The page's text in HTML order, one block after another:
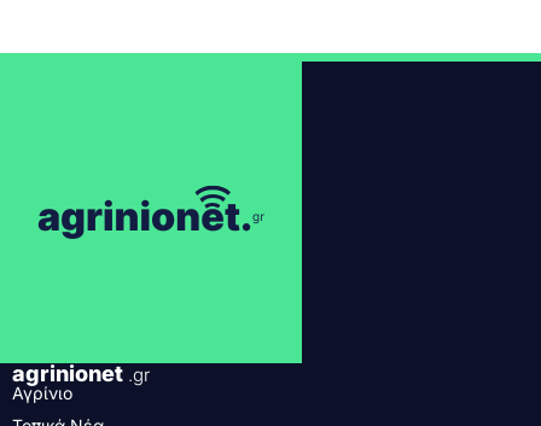
agrinionet .gr
Αγρίνιο